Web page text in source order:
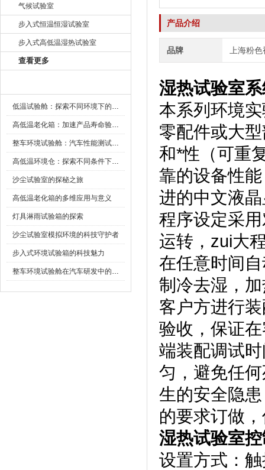
气候试验室
步入式恒温恒湿试验室
步入式高低温湿热试验室
查看更多
低温试验舱：探索不同环境下的科技边界
高低温老化箱：加速产品寿命验证的可靠伙伴
整车环境试验舱：汽车性能测试的设备
高低温环境仓：探索不同条件下的科学奥秘
沙尘试验室的探秘之旅
高低温老化箱的多维应用与意义
灯具淋雨试验箱的探索
沙尘试验室模拟环境的科技守护者
步入式环境试验箱的科技魅力
整车环境试验舱在汽车研发中的作用
产品介绍
品牌 上海粉
湿热试验室
本系列环境实
零配件或大型
和*性（可重
靠的设备性能
进的中文液晶
程序设定采用对
运转，zui
在任意时间自动
制冷去湿
客户方进行装
验收，保证
端装配调试时
匀，避免任
生的安全隐患
的要求订做
湿热试验室
设置方式：触